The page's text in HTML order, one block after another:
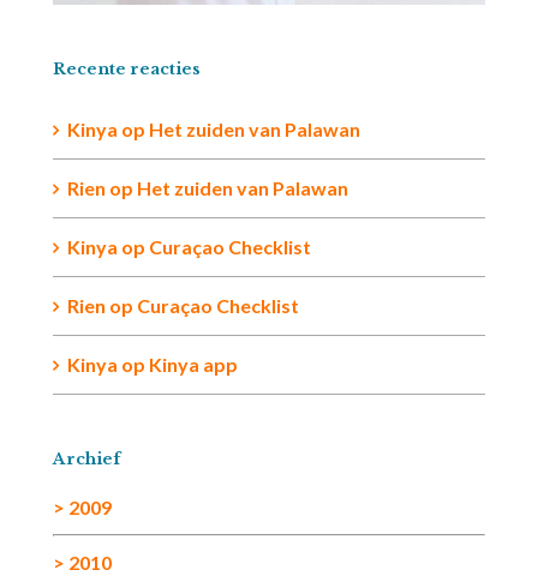
Recente reacties
Kinya op Het zuiden van Palawan
Rien op Het zuiden van Palawan
Kinya op Curaçao Checklist
Rien op Curaçao Checklist
Kinya op Kinya app
Archief
> 2009
> 2010